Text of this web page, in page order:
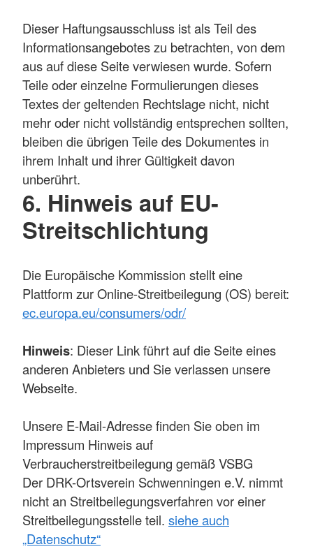
Dieser Haftungsausschluss ist als Teil des
Informationsangebotes zu betrachten, von dem
aus auf diese Seite verwiesen wurde. Sofern
Teile oder einzelne Formulierungen dieses
Textes der geltenden Rechtslage nicht, nicht
mehr oder nicht vollständig entsprechen sollten,
bleiben die übrigen Teile des Dokumentes in
ihrem Inhalt und ihrer Gültigkeit davon
unberührt.
6. Hinweis auf EU-
Streitschlichtung
Die Europäische Kommission stellt eine
Plattform zur Online-Streitbeilegung (OS) bereit:
ec.europa.eu/consumers/odr/
Hinweis: Dieser Link führt auf die Seite eines
anderen Anbieters und Sie verlassen unsere
Webseite.
Unsere E-Mail-Adresse finden Sie oben im
Impressum Hinweis auf
Verbraucherstreitbeilegung gemäß VSBG
Der DRK-Ortsverein Schwenningen e.V. nimmt
nicht an Streitbeilegungsverfahren vor einer
Streitbeilegungsstelle teil. siehe auch
„Datenschutz“